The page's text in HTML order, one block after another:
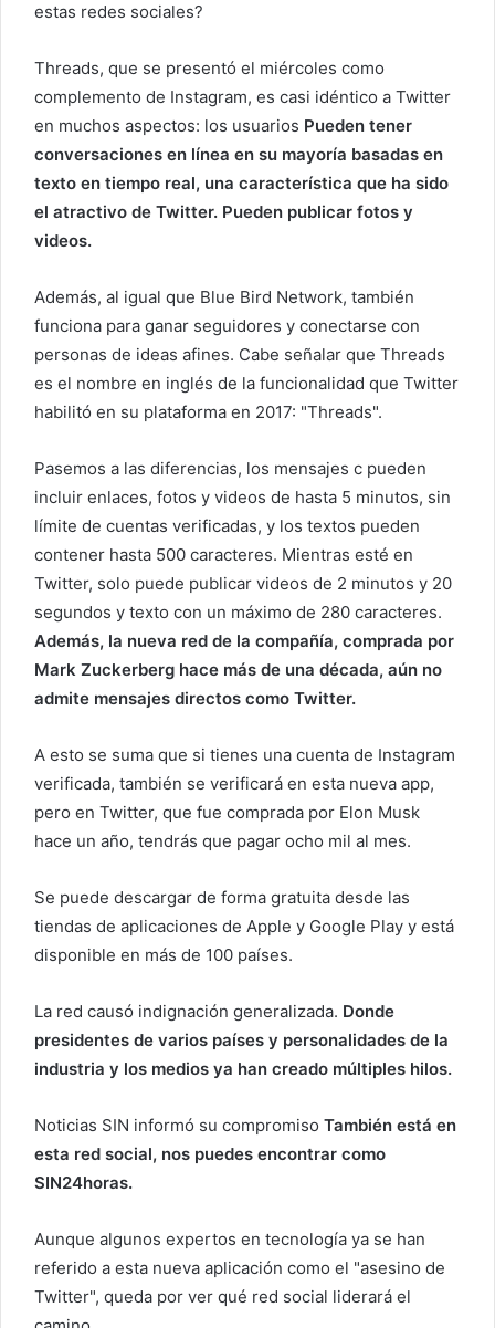
n
c
o
estas redes sociales?
Threads, que se presentó el miércoles como
complemento de Instagram, es casi idéntico a Twitter
en muchos aspectos: los usuarios Pueden tener
conversaciones en línea en su mayoría basadas en
texto en tiempo real, una característica que ha sido
el atractivo de Twitter. Pueden publicar fotos y
videos.
Además, al igual que Blue Bird Network, también
funciona para ganar seguidores y conectarse con
personas de ideas afines. Cabe señalar que Threads
es el nombre en inglés de la funcionalidad que Twitter
habilitó en su plataforma en 2017: "Threads".
Pasemos a las diferencias, los mensajes c pueden
incluir enlaces, fotos y videos de hasta 5 minutos, sin
límite de cuentas verificadas, y los textos pueden
contener hasta 500 caracteres. Mientras esté en
Twitter, solo puede publicar videos de 2 minutos y 20
segundos y texto con un máximo de 280 caracteres.
Además, la nueva red de la compañía, comprada por
Mark Zuckerberg hace más de una década, aún no
admite mensajes directos como Twitter.
A esto se suma que si tienes una cuenta de Instagram
verificada, también se verificará en esta nueva app,
pero en Twitter, que fue comprada por Elon Musk
hace un año, tendrás que pagar ocho mil al mes.
Se puede descargar de forma gratuita desde las
tiendas de aplicaciones de Apple y Google Play y está
disponible en más de 100 países.
La red causó indignación generalizada. Donde
presidentes de varios países y personalidades de la
industria y los medios ya han creado múltiples hilos.
Noticias SIN informó su compromiso También está en
esta red social, nos puedes encontrar como
SIN24horas.
Aunque algunos expertos en tecnología ya se han
referido a esta nueva aplicación como el "asesino de
Twitter", queda por ver qué red social liderará el